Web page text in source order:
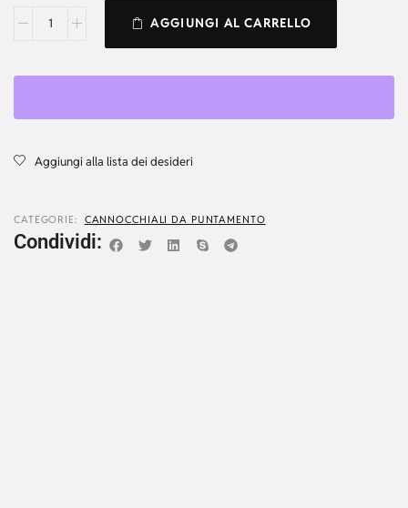
AGGIUNGI AL CARRELLO
Aggiungi alla lista dei desideri
CATEGORIE: CANNOCCHIALI DA PUNTAMENTO
Condividi: